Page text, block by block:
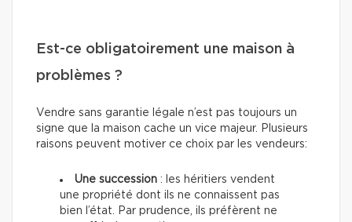
Est-ce obligatoirement une maison à
problèmes ?
Vendre sans garantie légale n’est pas toujours un
signe que la maison cache un vice majeur. Plusieurs
raisons peuvent motiver ce choix par les vendeurs:
Une succession : les héritiers vendent
une propriété dont ils ne connaissent pas
bien l’état. Par prudence, ils préfèrent ne